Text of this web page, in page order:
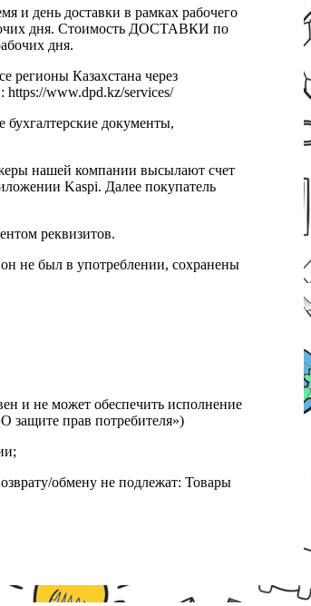
и день доставки в рамках рабочего
дня. Стоимость ДОСТАВКИ по
дня.
регионы Казахстана через
www.dpd.kz/services/
документы,
нашей компании высылают счет
Kaspi. Далее покупатель
реквизитов.
не был в употреблении, сохранены
и не может обеспечить исполнение
защите прав потребителя»)
обмену не подлежат: Товары